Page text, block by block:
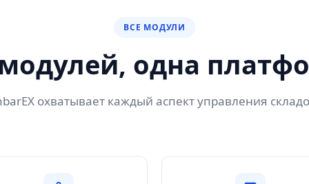
ВСЕ МОДУЛИ
одна
охватывает каждый аспект управления